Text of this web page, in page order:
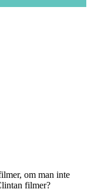
om man inte
filmer?